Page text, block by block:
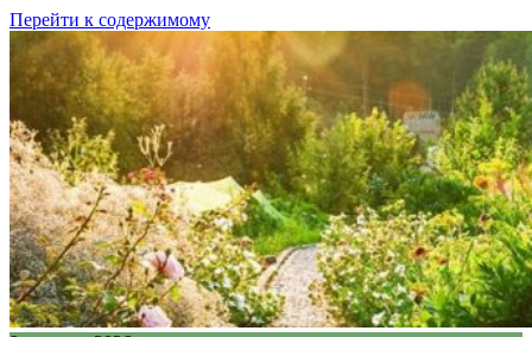
Перейти к содержимому